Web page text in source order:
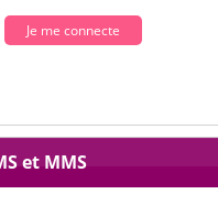
Je me connecte
et MMS